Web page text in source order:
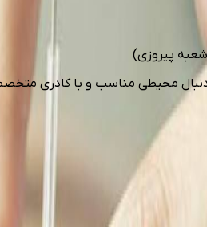
پیروزی)
دنبال محیطی مناسب و با کادری